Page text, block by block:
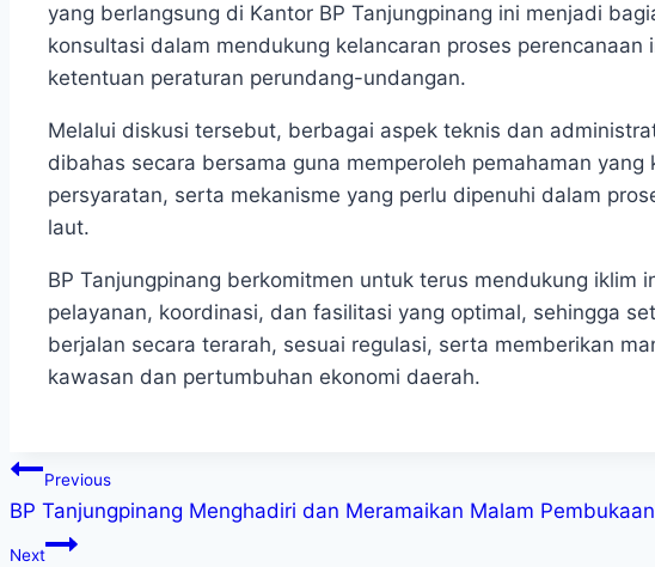
yang berlangsung di Kantor BP Tanjungpinang ini menjadi
konsultasi dalam mendukung kelancaran proses perencanaan
ketentuan peraturan perundang-undangan.
Melalui diskusi tersebut, berbagai aspek teknis dan
dibahas secara bersama guna memperoleh pemahaman
persyaratan, serta mekanisme yang perlu dipenuhi dalam
laut.
BP Tanjungpinang berkomitmen untuk terus mendukung iklim
pelayanan, koordinasi, dan fasilitasi yang optimal, sehingga
berjalan secara terarah, sesuai regulasi, serta memberikan
kawasan dan pertumbuhan ekonomi daerah.
Previous
BP Tanjungpinang Menghadiri dan Meramaikan Malam
Next